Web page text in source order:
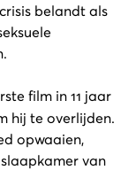
belandt als
film in 11 jaar
hij te overlijden.
opwaaien,
van